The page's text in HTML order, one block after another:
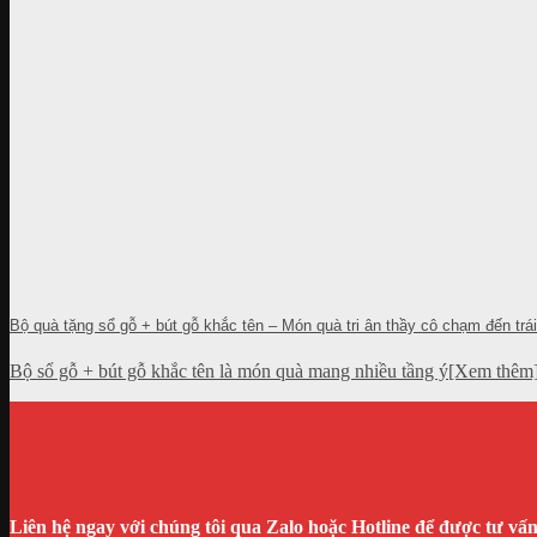
Bộ quà tặng sổ gỗ + bút gỗ khắc tên – Món quà tri ân thầy cô chạm đến
Bộ sổ gỗ + bút gỗ khắc tên là món quà mang nhiều tầng ý[Xem
Liên hệ ngay với chúng tôi qua Zalo hoặc Hotline để được tư